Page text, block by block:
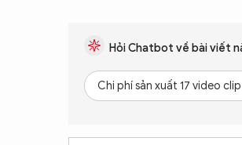
Hỏi Chatbot về bài viết
Chi phí sản xuất 17 video